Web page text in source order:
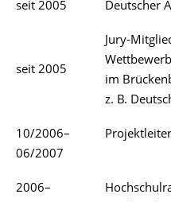
seit 2005 Deutscher
seit 2005
Jury-
im
z. B.
10/2006–
06/2007
2006–